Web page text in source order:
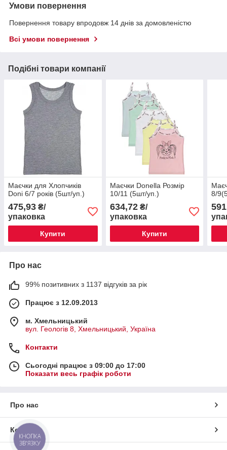
Умови повернення
Повернення товару впродовж 14 днів за домовленістю
Всі умови повернення
Подібні товари компанії
Маєчки для Хлопчиків
Donі 6/7 років (5шт/уп.)
475,93 ₴/
упаковка
Купити
Маєчки Donella Розмір
10/11 (5шт/уп.)
634,72₴/
упаковка
Купити
8/
Про нас
99% позитивних з 1137 відгуків за рік
Працює з 12.09.2013
м. Хмельницький
вул. Геологів 8, Хмельницький, Україна
Контакти
Сьогодні працює з 09:00 до 17:00
Показати весь графік роботи
Про нас
Контакти
КНОПКА
ЗВ'ЯЗКУ